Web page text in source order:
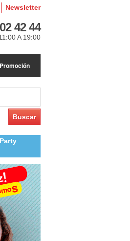
Newsletter
42 44
A 19:00
Promoción